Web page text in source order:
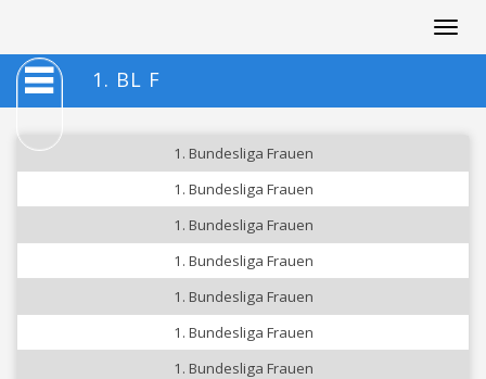
1. BL F
1. Bundesliga Frauen
1. Bundesliga Frauen
1. Bundesliga Frauen
1. Bundesliga Frauen
1. Bundesliga Frauen
1. Bundesliga Frauen
1. Bundesliga Frauen